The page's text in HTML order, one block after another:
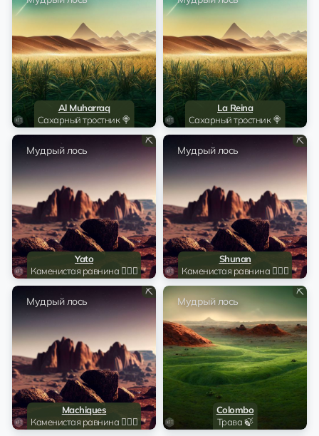
Al Muharraq
Сахарный тростник 🍭
La Reina
Сахарный тростник 🍭
Yato
Каменистая равнина 🧗🏻‍♂️
Мудрый лось
⛏️
Shunan
Каменистая равнина 🧗🏻‍♂️
Мудрый лось
⛏️
Machiques
Каменистая равнина 🧗🏻‍♂️
Мудрый лось
⛏️
Colombo
Трава 🍃
Мудрый лось
⛏️